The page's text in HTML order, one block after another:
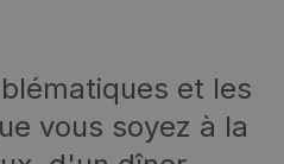
et les
vous soyez à la